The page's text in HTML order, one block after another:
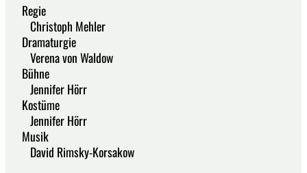
Regie
Christoph Mehler
Dramaturgie
Verena von Waldow
Bühne
Jennifer Hörr
Kostüme
Jennifer Hörr
Musik
David Rimsky-Korsakow